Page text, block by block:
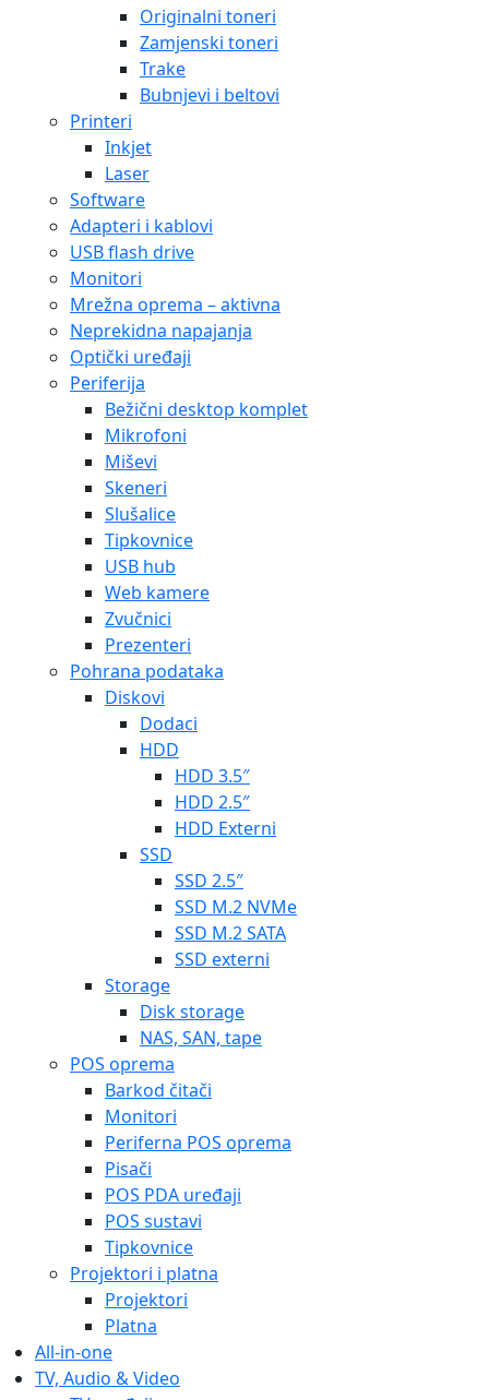
Originalni toneri
Zamjenski toneri
Trake
Bubnjevi i beltovi
Printeri
Inkjet
Laser
Software
Adapteri i kablovi
USB flash drive
Monitori
Mrežna oprema – aktivna
Neprekidna napajanja
Optički uređaji
Periferija
Bežični desktop komplet
Mikrofoni
Miševi
Skeneri
Slušalice
Tipkovnice
USB hub
Web kamere
Zvučnici
Prezenteri
Pohrana podataka
Diskovi
Dodaci
HDD
HDD 3.5″
HDD 2.5″
HDD Externi
SSD
SSD 2.5″
SSD M.2 NVMe
SSD M.2 SATA
SSD externi
Storage
Disk storage
NAS, SAN, tape
POS oprema
Barkod čitači
Monitori
Periferna POS oprema
Pisači
POS PDA uređaji
POS sustavi
Tipkovnice
Projektori i platna
Projektori
Platna
All-in-one
TV, Audio & Video